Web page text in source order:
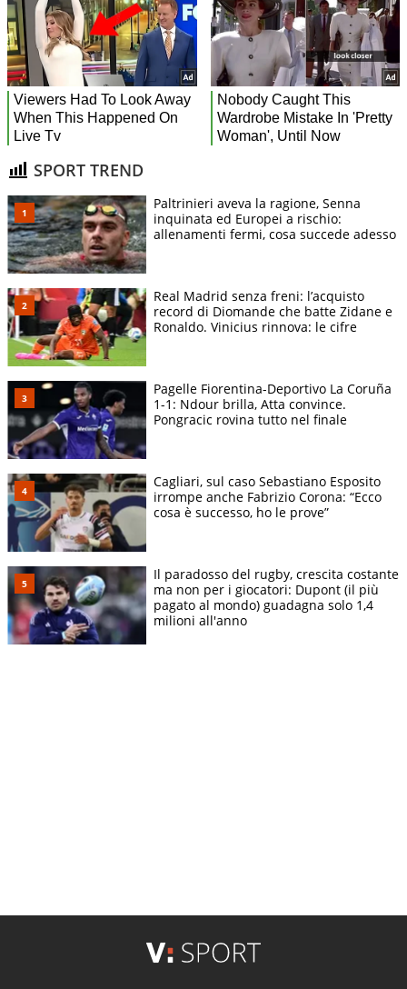
SPORT TREND
Paltrinieri aveva la ragione, Senna
inquinata ed Europei a rischio:
allenamenti fermi, cosa succede adesso
Real Madrid senza freni: l’acquisto
record di Diomande che batte Zidane e
Ronaldo. Vinicius rinnova: le cifre
Pagelle Fiorentina-Deportivo La Coruña
1-1: Ndour brilla, Atta convince.
Pongracic rovina tutto nel finale
Cagliari, sul caso Sebastiano Esposito
irrompe anche Fabrizio Corona: “Ecco
cosa è successo, ho le prove”
Il paradosso del rugby, crescita costante
ma non per i giocatori: Dupont (il più
pagato al mondo) guadagna solo 1,4
milioni all'anno